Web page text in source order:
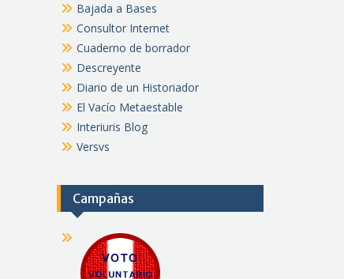
Bajada a Bases
Consultor Internet
Cuaderno de borrador
Descreyente
Diario de un Historiador
El Vacío Metaestable
Interiuris Blog
Versvs
Campañas